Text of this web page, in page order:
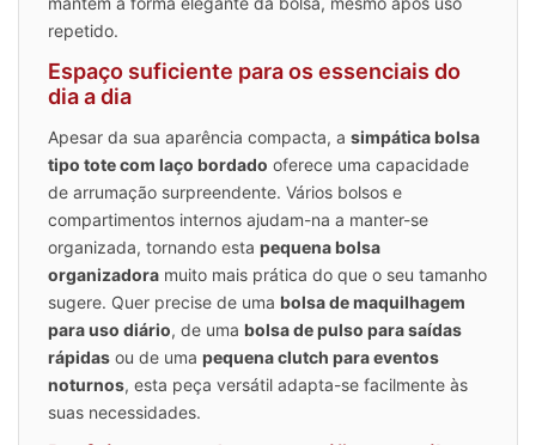
repetido.
Espaço suficiente para os essenciais do
dia a dia
Apesar da sua aparência compacta, a simpática bolsa
tipo tote com laço bordado oferece uma capacidade
de arrumação surpreendente. Vários bolsos e
compartimentos internos ajudam-na a manter-se
organizada, tornando esta pequena bolsa
organizadora muito mais prática do que o seu tamanho
sugere. Quer precise de uma bolsa de maquilhagem
para uso diário, de uma bolsa de pulso para saídas
rápidas ou de uma pequena clutch para eventos
noturnos, esta peça versátil adapta-se facilmente às
suas necessidades.